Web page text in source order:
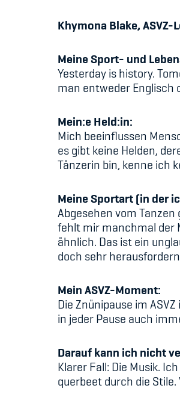
Khymona Blake, ASVZ-
Meine Sport- und
Yesterday is history.
man entweder Englisch
Mein:e Held:in:
Mich beeinflussen
es gibt keine Helden,
Tänzerin bin, kenne ich
Meine Sportart (in der
Abgesehen vom
fehlt mir manchmal der
ähnlich. Das ist ein
doch sehr
Mein ASVZ-Moment:
Die Znünipause im
in jeder Pause auch
Darauf kann ich nicht
Klarer Fall: Die Musik.
querbeet durch die